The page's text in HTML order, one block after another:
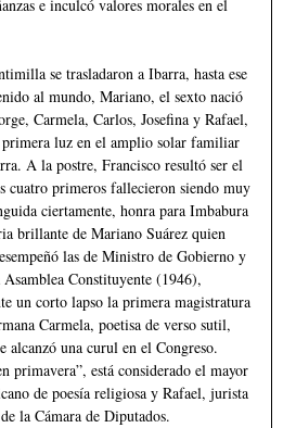
e inculcó valores morales en el
se trasladaron a Ibarra, hasta ese
al mundo, Mariano, el sexto nació
Carmela, Carlos, Josefina y Rafael,
luz en el amplio solar familiar
A la postre, Francisco resultó ser el
cuatro primeros fallecieron siendo muy
ciertamente, honra para Imbabura
brillante de Mariano Suárez quien
las de Ministro de Gobierno y
Constituyente (1946),
un corto lapso la primera magistratura
Carmela, poetisa de verso sutil,
alcanzó una curul en el Congreso.
primavera”, está considerado el mayor
de poesía religiosa y Rafael, jurista
la Cámara de Diputados.